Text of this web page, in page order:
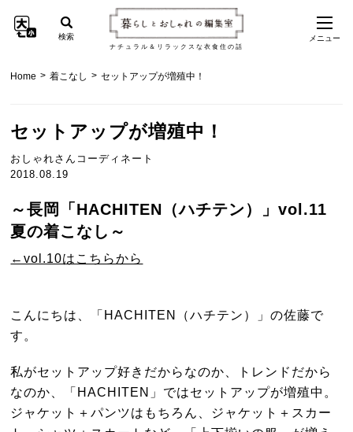
ナチュラル＆リラックスな衣食住の話
検索 メニュー
Home > 着こなし > セットアップが増殖中！
セットアップが増殖中！
おしゃれさんコーディネート
2018.08.19
～長岡「HACHITEN（ハチテン）」vol.11
夏の着こなし～
←vol.10はこちらから
こんにちは、「HACHITEN（ハチテン）」の佐藤で
す。
私がセットアップ好きだからなのか、トレンドだから
なのか、「HACHITEN」ではセットアップが増殖中。
ジャケット＋パンツはもちろん、ジャケット＋スカー